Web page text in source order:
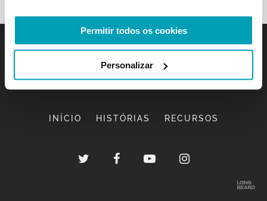
Permitir todos os cookies
Personalizar
INÍCIO HISTÓRIAS RECURSOS